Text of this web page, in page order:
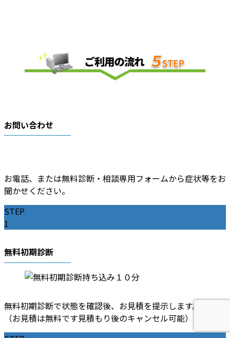
お問い合わせ
お電話、または無料診断・相談専用フォームから症状等をお
聞かせください。
STEP
1
無料初期診断
無料初期診断で状態を確認後、お見積を提示します。
（お見積は無料です見積もり後のキャンセル可能）